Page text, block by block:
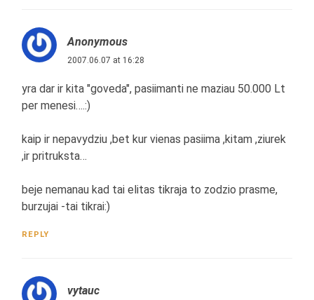
Anonymous
2007.06.07 at 16:28
yra dar ir kita "goveda", pasiimanti ne maziau 50.000 Lt
per menesi….:)
kaip ir nepavydziu ,bet kur vienas pasiima ,kitam ,ziurek
,ir pritruksta…
beje nemanau kad tai elitas tikraja to zodzio prasme,
burzujai -tai tikrai:)
REPLY
vytauc